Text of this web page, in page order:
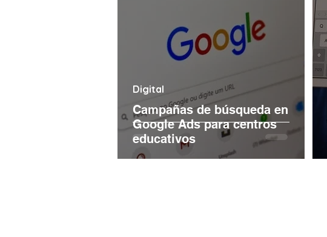
Campañas de búsqueda en
Google Ads para centros
educativos
Digital